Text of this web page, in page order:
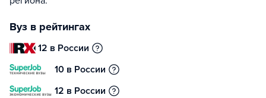
Вуз в рейтингах
12 в России
10 в России
12 в России